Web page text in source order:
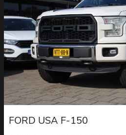
FORD USA F-150